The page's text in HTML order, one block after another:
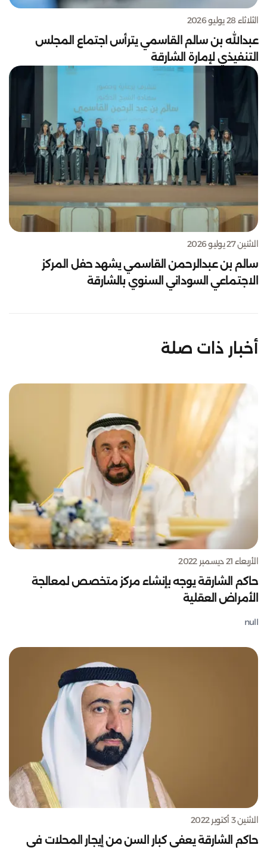
الثلاثاء 28 يوليو 2026
عبدالله بن سالم القاسمي يترأس اجتماع المجلس
التنفيذي لإمارة الشارقة
الاثنين 27 يوليو 2026
سالم بن عبدالرحمن القاسمي يشهد حفل المركز
الاجتماعي السوداني السنوي بالشارقة
أخبار ذات صلة
الأربعاء 21 ديسمبر 2022
حاكم الشارقة يوجه بإنشاء مركز متخصص لمعالجة
الأمراض العقلية
null
الاثنين 3 أكتوبر 2022
حاكم الشارقة يعفي كبار السن من إيجار المحلات في